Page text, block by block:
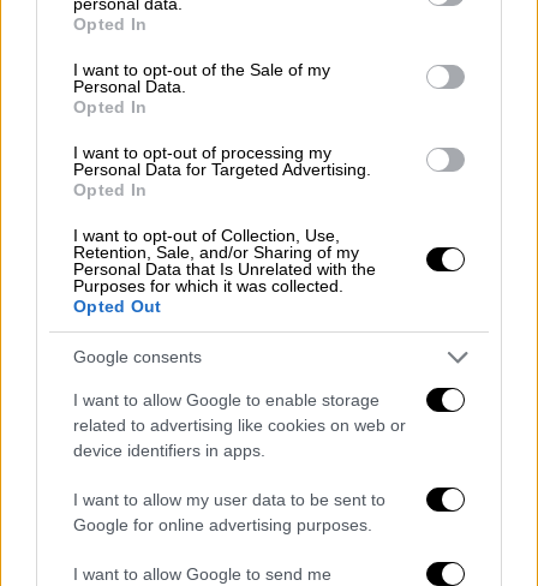
grant or deny consent to Google and its third-party tags to
use your data for below specified purposes in below Google
consent section.
Opted In
I want to opt-out of the Sale of my
Personal Data.
Opted In
I want to opt-out of processing my
Personal Data for Targeted Advertising.
Opted In
I want to opt-out of Collection, Use,
Retention, Sale, and/or Sharing of my
Personal Data that Is Unrelated with the
Purposes for which it was collected.
Opted Out
Google consents
I want to allow Google to enable storage
related to advertising like cookies on web or
device identifiers in apps.
I want to allow my user data to be sent to
Google for online advertising purposes.
I want to allow Google to send me
Ελλάδα|20.03.2021 16:58
Εξαφάνιση 19χρονης στο Κορωπί:
Ανησυχούν τα σβησμένα αρχεία
Τι αποκάλυψε Εγκληματολόγος
Ηλεκτρονικού Εγκλήματος για το gmail της
19χρονης από το Κορωπί
Ελλάδα|10.03.2021 17:22